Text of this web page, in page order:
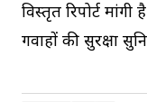
विस्तृत रिपोर्ट
गवाहों की सुरक्षा